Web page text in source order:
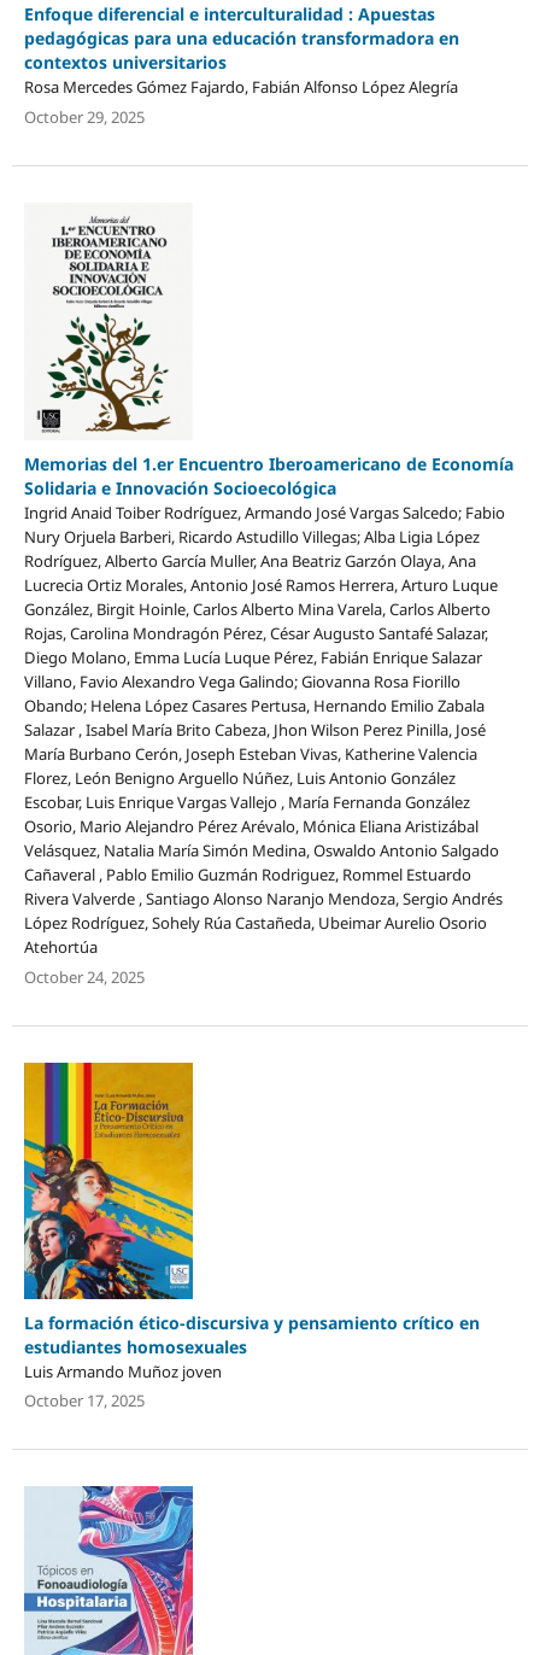
Enfoque diferencial e interculturalidad : Apuestas
pedagógicas para una educación transformadora en
contextos universitarios
Rosa Mercedes Gómez Fajardo, Fabián Alfonso López Alegría
October 29, 2025
Memorias del 1.er Encuentro Iberoamericano de Economía
Solidaria e Innovación Socioecológica
Ingrid Anaid Toiber Rodríguez, Armando José Vargas Salcedo; Fabio
Nury Orjuela Barberi, Ricardo Astudillo Villegas; Alba Ligia López
Rodríguez, Alberto García Muller, Ana Beatriz Garzón Olaya, Ana
Lucrecia Ortiz Morales, Antonio José Ramos Herrera, Arturo Luque
González, Birgit Hoinle, Carlos Alberto Mina Varela, Carlos Alberto
Rojas, Carolina Mondragón Pérez, César Augusto Santafé Salazar,
Diego Molano, Emma Lucía Luque Pérez, Fabián Enrique Salazar
Villano, Favio Alexandro Vega Galindo; Giovanna Rosa Fiorillo
Obando; Helena López Casares Pertusa, Hernando Emilio Zabala
Salazar , Isabel María Brito Cabeza, Jhon Wilson Perez Pinilla, José
María Burbano Cerón, Joseph Esteban Vivas, Katherine Valencia
Florez, León Benigno Arguello Núñez, Luis Antonio González
Escobar, Luis Enrique Vargas Vallejo , María Fernanda González
Osorio, Mario Alejandro Pérez Arévalo, Mónica Eliana Aristizábal
Velásquez, Natalia María Simón Medina, Oswaldo Antonio Salgado
Cañaveral , Pablo Emilio Guzmán Rodriguez, Rommel Estuardo
Rivera Valverde , Santiago Alonso Naranjo Mendoza, Sergio Andrés
López Rodríguez, Sohely Rúa Castañeda, Ubeimar Aurelio Osorio
Atehortúa
October 24, 2025
La formación ético-discursiva y pensamiento crítico en
estudiantes homosexuales
Luis Armando Muñoz joven
October 17, 2025